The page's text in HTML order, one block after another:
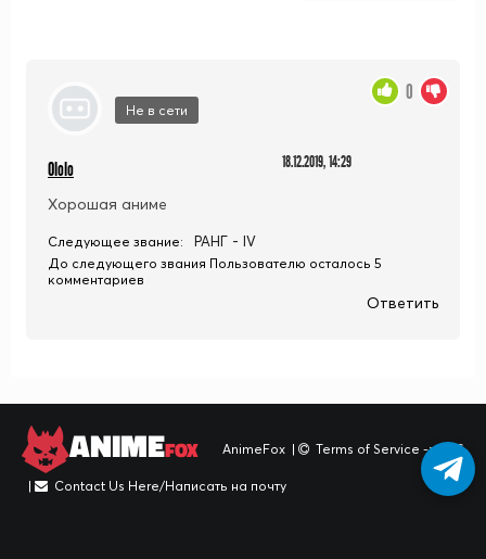
Не в сети
Ololo 18.12.2019, 14:29
Хорошая аниме
0
Следующее звание: РАНГ - IV
До следующего звания Пользователю осталось 5
комментариев
Ответить
ANIMEFOX AnimeFox | Terms of Service -> TOS
| Contact Us Here/Написать на почту